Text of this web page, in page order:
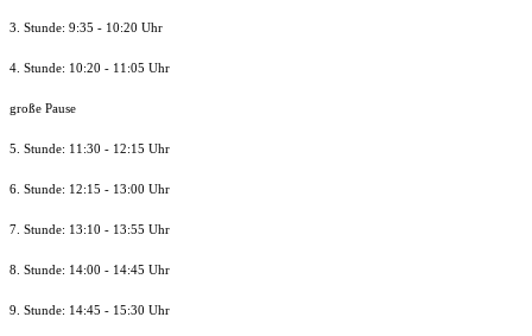
3. Stunde: 9:35 - 10:20 Uhr
4. Stunde: 10:20 - 11:05 Uhr
große Pause
5. Stunde: 11:30 - 12:15 Uhr
6. Stunde: 12:15 - 13:00 Uhr
7. Stunde: 13:10 - 13:55 Uhr
8. Stunde: 14:00 - 14:45 Uhr
9. Stunde: 14:45 - 15:30 Uhr